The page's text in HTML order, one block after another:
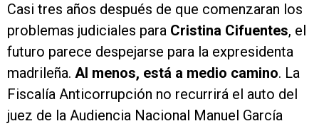
Casi tres años después de que comenzaran los
problemas judiciales para Cristina Cifuentes, el
futuro parece despejarse para la expresidenta
madrileña. Al menos, está a medio camino. La
Fiscalía Anticorrupción no recurrirá el auto del
juez de la Audiencia Nacional Manuel García